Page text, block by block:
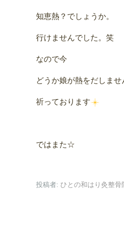
知恵熱？でしょうか。
行けませんでした。笑
なので今
どうか娘が熱をだしませ
祈っております
ではまた☆
投稿者: ひとの和はり灸整骨